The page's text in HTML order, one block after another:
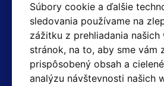
Súbory cookie a ďalšie
sledovania používame na
zážitku z prehliadania našich
stránok, na to, aby sme vám
prispôsobený obsah a
analýzu návštevnosti našich
+420 603 357 606 +420 605
info@hotair.cz
Fakturačné a expedičné oddelenie
+420 605 259 759 (Po–Pia: 7:30 – 15:00)
Technické oddelenie